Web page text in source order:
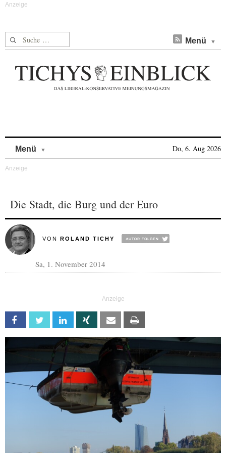
Suche nach: Menü
Menü Do, 6. Aug 2026
Die Stadt, die Burg und der Euro
VON ROLAND TICHY
Sa, 1. November 2014
Facebook Twitter Linkedin Xing Email